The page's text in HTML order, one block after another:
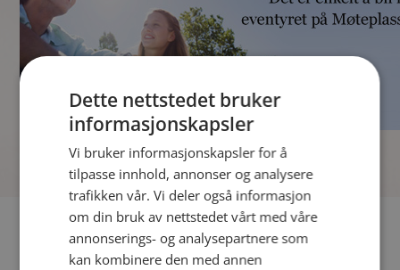
Fler single
Dette nettstedet bruker
informasjonskapsler
Vi bruker informasjonskapsler for å
tilpasse innhold, annonser og analysere
trafikken vår. Vi deler også informasjon
om din bruk av nettstedet vårt med våre
annonserings- og analysepartnere som
kan kombinere den med annen